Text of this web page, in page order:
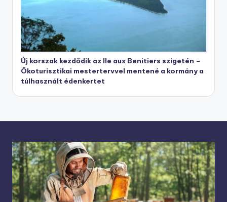
Új korszak kezdődik az Ile aux Benitiers szigetén –
Ökoturisztikai mestertervvel mentené a kormány a
túlhasznált édenkertet